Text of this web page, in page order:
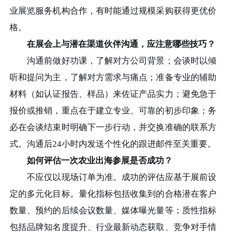
业展览服务机构合作，有时能通过规模采购获得更优价
格。
在展会上与潜在渠道伙伴沟通，应注意哪些技巧？
沟通前做好功课，了解对方公司背景；会谈时以倾
听和提问为主，了解对方需求与痛点；准备专业的辅助
材料（如认证报告、样品）来佐证产品实力；避免急于
报价或推销，重点在于建立专业、可靠的初步印象；务
必在会谈结束时明确下一步行动，并交换准确的联系方
式。沟通后24小时内发送个性化的跟进邮件至关重要。
如何评估一次农业出海参展是否成功？
不应仅以现场订单为准。成功的评估应基于展前设
定的多元化目标。量化指标包括收集到的合格潜在客户
数量、预约的后续会议数量、媒体曝光量等；质性指标
包括品牌知名度提升、行业最新动态获取、竞争对手情